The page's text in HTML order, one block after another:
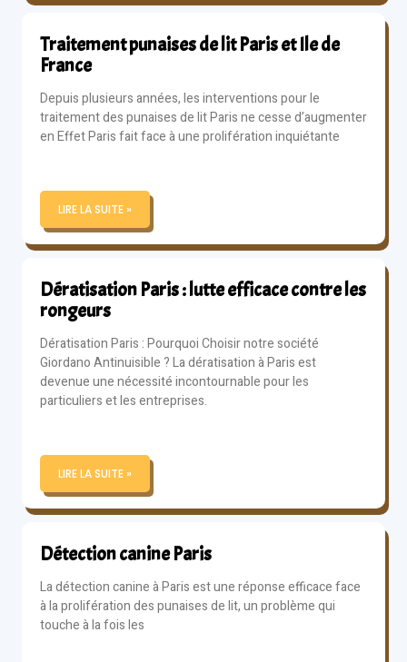
Traitement punaises de lit Paris et Ile de
France
Depuis plusieurs années, les interventions pour le
traitement des punaises de lit Paris ne cesse d’augmenter
en Effet Paris fait face à une prolifération inquiétante
LIRE LA SUITE »
Dératisation Paris : lutte efficace contre les
rongeurs
Dératisation Paris : Pourquoi Choisir notre société
Giordano Antinuisible ? La dératisation à Paris est
devenue une nécessité incontournable pour les
particuliers et les entreprises.
LIRE LA SUITE »
Détection canine Paris
La détection canine à Paris est une réponse efficace face
à la prolifération des punaises de lit, un problème qui
touche à la fois les